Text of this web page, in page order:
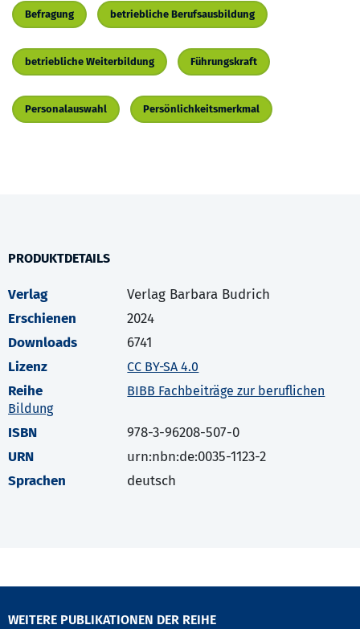
Befragung betriebliche Berufsausbildung
betriebliche Weiterbildung Führungskraft
Personalauswahl Persönlichkeitsmerkmal
PRODUKTDETAILS
Verlag
Verlag Barbara Budrich
Erschienen
2024
Downloads
6741
Lizenz
CC BY-SA 4.0
Reihe
BIBB Fachbeiträge zur beruflichen
Bildung
ISBN
978-3-96208-507-0
URN
urn:nbn:de:0035-1123-2
Sprachen
deutsch
WEITERE PUBLIKATIONEN DER REIHE